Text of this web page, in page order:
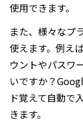
使用できます。
また、様々なプ
使えます。例え
ウントやパスワ
いですか？
ド覚えて自動で
きます。